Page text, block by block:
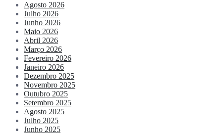
Agosto 2026
Julho 2026
Junho 2026
Maio 2026
Abril 2026
Março 2026
Fevereiro 2026
Janeiro 2026
Dezembro 2025
Novembro 2025
Outubro 2025
Setembro 2025
Agosto 2025
Julho 2025
Junho 2025